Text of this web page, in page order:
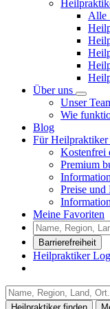
Alle
Über uns
Unser
Wie
Blog
Für Heilpraktiker
Kostenfrei
Premium
Preise und
Meine Favoriten
Barrierefreiheit
Heilpraktiker